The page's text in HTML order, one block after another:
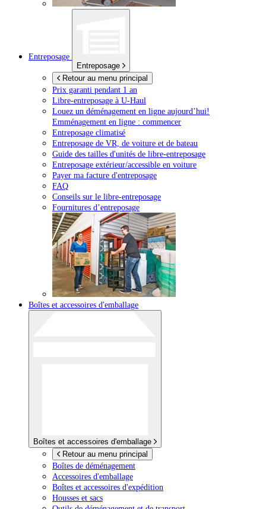
Entreposage
Entreposage
Retour au menu principal
Prix garanti pendant 1 an
Libre-entreposage à U-Haul
Louez un déménagement en ligne aujourd’hui!
Emménagement en ligne : commencer
Entreposage climatisé
Entreposage de VR, de voiture et de bateau
Guide des tailles d'unités de libre-entreposage
Entreposage extérieur/accessible en voiture
Payer ma facture d'entreposage
FAQ
Conseils sur le libre-entreposage
Fournitures d’entreposage
Boîtes et accessoires d'emballage
Boîtes et accessoires d'emballage
Retour au menu principal
Boîtes de déménagement
Accessoires d'emballage
Boîtes et accessoires d'expédition
Housses et sacs